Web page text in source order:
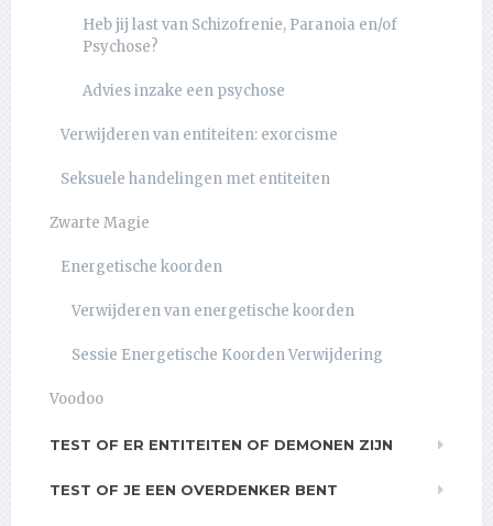
Heb jij last van Schizofrenie, Paranoia en/of
Psychose?
Advies inzake een psychose
Verwijderen van entiteiten: exorcisme
Seksuele handelingen met entiteiten
Zwarte Magie
Energetische koorden
Verwijderen van energetische koorden
Sessie Energetische Koorden Verwijdering
Voodoo
TEST OF ER ENTITEITEN OF DEMONEN ZIJN
TEST OF JE EEN OVERDENKER BENT